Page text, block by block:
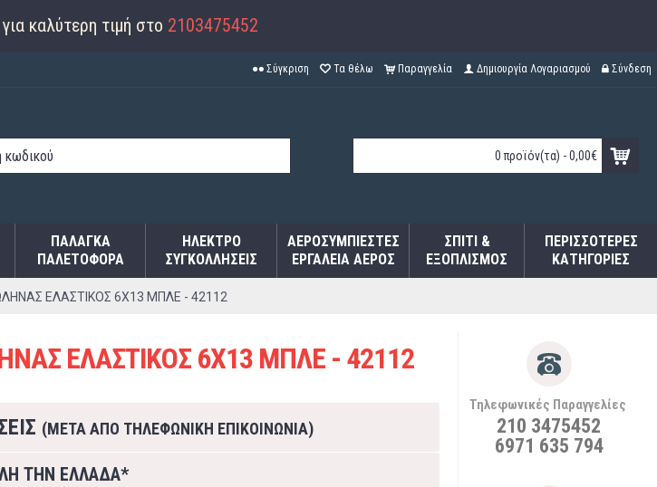
καλύτερη τιμή στο 2103475452
Σύγκριση Τα θέλω Παραγγελία Δημιουργία Λογαριασμού Σύνδεση
0 προϊόν(τα) - 0,00€
ΠΑΛΆΓΚΑ
ΠΑΛΕΤΟΦΌΡΑ
ΗΛΕΚΤΡΟ
ΣΥΓΚΟΛΛΉΣΕΙΣ
ΑΕΡΟΣΥΜΠΙΕΣΤΈΣ
ΕΡΓΑΛΕΊΑ ΑΈΡΟΣ
ΣΠΊΤΙ &
ΕΞΟΠΛΙΣΜΌΣ
ΠΕΡΙΣΣΌΤΕΡΕΣ
ΚΑΤΗΓΟΡΊΕΣ
ΕΛΑΣΤΙΚΟΣ 6Χ13 ΜΠΛΕ - 42112
Τηλεφωνικές Παραγγελίες
210 3475452
6971 635 794
ΕΛΑΣΤΙΚΟΣ 6Χ13 ΜΠΛΕ - 42112
(ΜΕΤΑ ΑΠΟ ΤΗΛΕΦΩΝΙΚΗ ΕΠΙΚΟΙΝΩΝΙΑ)
ΤΗΝ ΕΛΛΑΔΑ*